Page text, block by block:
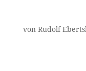
von Rudolf